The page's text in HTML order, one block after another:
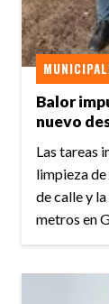
Balor
nuevo
Las tareas
limpieza
de calle y
metros en